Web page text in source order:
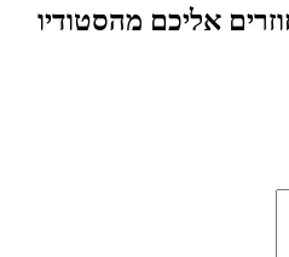
אליכם מהסטודיו